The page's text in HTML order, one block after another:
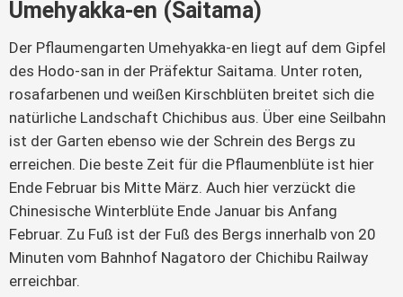
Umehyakka-en (Saitama)
Der Pflaumengarten Umehyakka-en liegt auf dem Gipfel
des Hodo-san in der Präfektur Saitama. Unter roten,
rosafarbenen und weißen Kirschblüten breitet sich die
natürliche Landschaft Chichibus aus. Über eine Seilbahn
ist der Garten ebenso wie der Schrein des Bergs zu
erreichen. Die beste Zeit für die Pflaumenblüte ist hier
Ende Februar bis Mitte März. Auch hier verzückt die
Chinesische Winterblüte Ende Januar bis Anfang
Februar. Zu Fuß ist der Fuß des Bergs innerhalb von 20
Minuten vom Bahnhof Nagatoro der Chichibu Railway
erreichbar.